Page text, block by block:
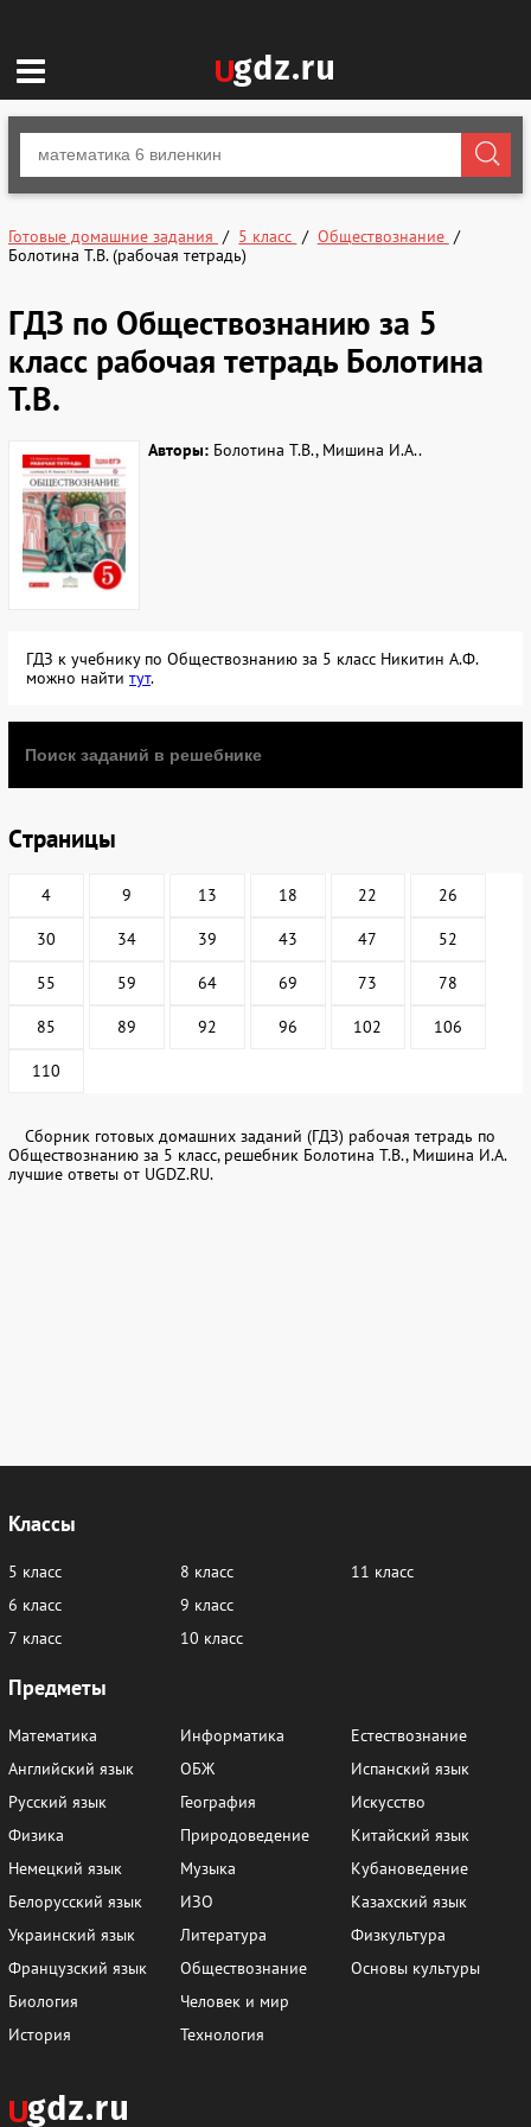
Готовые домашние задания 5 класс
Обществознание
Болотина Т.В. (рабочая тетрадь)
ГДЗ по Обществознанию за 5
класс рабочая тетрадь Болотина
Т.В.
Авторы: Болотина Т.В., Мишина И.А..
ГДЗ к учебнику по Обществознанию за 5 класс Никитин А.Ф.
можно найти тут.
Cтраницы
4 9 13 18 22 26
30 34 39 43 47 52
55 59 64 69 73 78
85 89 92 96 102 106
110
Сборник готовых домашних заданий (ГДЗ) рабочая тетрадь по
Обществознанию за 5 класс, решебник Болотина Т.В., Мишина И.А.
лучшие ответы от UGDZ.RU.
Классы
5 класс
6 класс
7 класс
8 класс
9 класс
10 класс
11 класс
Предметы
Математика
Английский язык
Русский язык
Физика
Немецкий язык
Белорусский язык
Украинский язык
Французский язык
Биология
История
Информатика
ОБЖ
География
Природоведение
Музыка
ИЗО
Литература
Обществознание
Человек и мир
Технология
Естествознание
Испанский язык
Искусство
Китайский язык
Кубановедение
Казахский язык
Физкультура
Основы культуры